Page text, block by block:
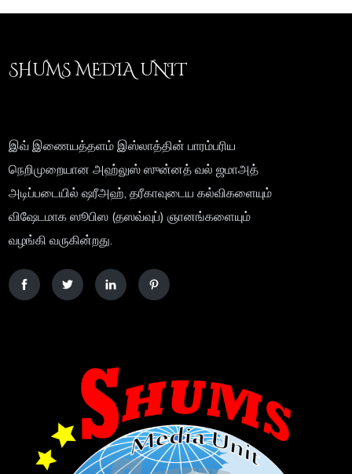
SHUMS MEDIA UNIT
இவ் இணையத்தளம் இஸ்லாத்தின் பாரம்பரிய
நெறிமுறையான அஹ்லுஸ் ஸுன்னத் வல் ஜமாஅத்
அடிப்படையில் ஷரீஅஹ், தரீகாவுடைய கல்விகளையும்
விஷேடமாக ஸூபிஸ (தஸவ்வுப்) ஞானங்களையும்
வழங்கி வருகின்றது.